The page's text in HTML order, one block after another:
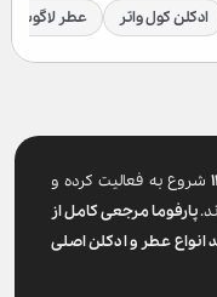
ادکلن کول واتر عطر لاگوست
شروع به فعالیت کرده و
پارفومامرجعی کامل از
انواع عطر و ادکلن اصلی